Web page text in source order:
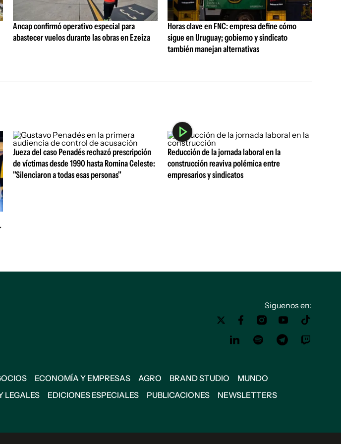
Ancap confirmó operativo especial para
abastecer vuelos durante las obras en Ezeiza
Horas clave en FNC: empresa define cómo
sigue en Uruguay; gobierno y sindicato
también manejan alternativas
Jueza del caso Penadés rechazó prescripción
de víctimas desde 1990 hasta Romina Celeste:
"Silenciaron a todas esas personas"
Reducción de la jornada laboral en la
construcción reaviva polémica entre
empresarios y sindicatos
Siguenos en:
ECONOMÍA Y EMPRESAS AGRO BRAND STUDIO
MUNDO
LEGALES EDICIONES ESPECIALES PUBLICACIONES
NEWSLETTERS